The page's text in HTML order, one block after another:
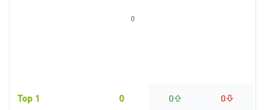
Top 1 0 0 0
0